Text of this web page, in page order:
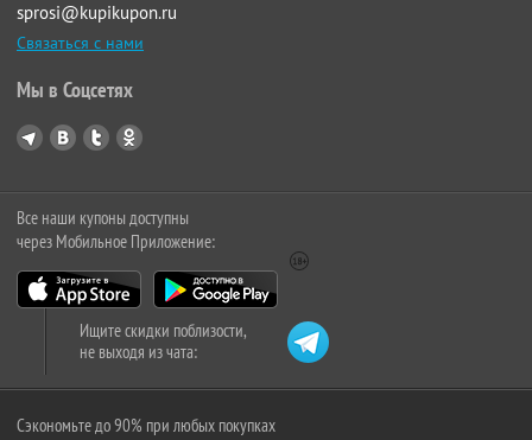
sprosi@kupikupon.ru
Связаться с нами
Мы в Соцсетях
Все наши купоны доступны
через Мобильное Приложение:
Ищите скидки поблизости,
не выходя из чата:
Сэкономьте до 90% при любых покупках